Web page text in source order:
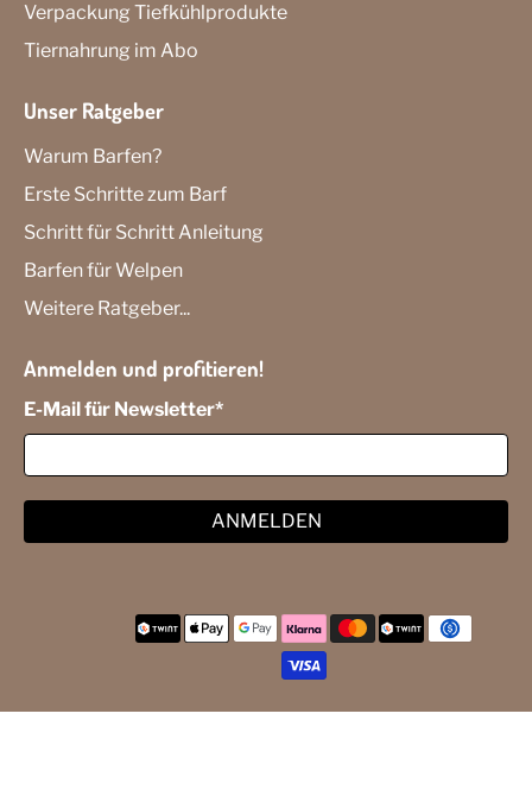
Verpackung Tiefkühlprodukte
Tiernahrung im Abo
Unser Ratgeber
Warum Barfen?
Erste Schritte zum Barf
Schritt für Schritt Anleitung
Barfen für Welpen
Weitere Ratgeber...
Anmelden und profitieren!
E-Mail für Newsletter*
ANMELDEN